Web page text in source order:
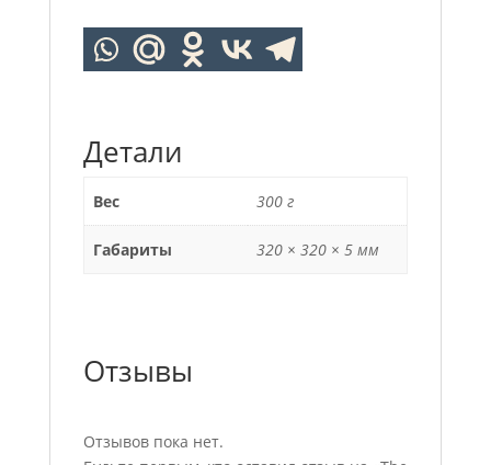
Детали
Вес 300 г
Габариты 320 × 320 × 5 мм
Отзывы
Отзывов пока нет.